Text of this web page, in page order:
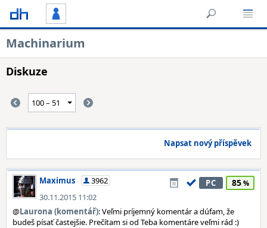
Machinarium
Diskuze
Napsat nový příspěvek
Maximus
3962
30.11.2015 11:02
PC 85
@Laurona (komentář): Veľmi príjemný komentár a dúfam, že
budeš písať častejšie. Prečítam si od Teba komentáre veľmi rád :)